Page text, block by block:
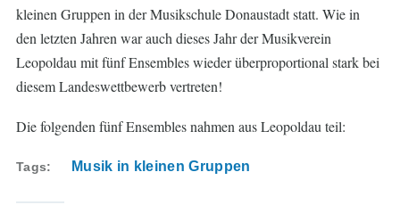
kleinen Gruppen in der Musikschule Donaustadt statt. Wie in
den letzten Jahren war auch dieses Jahr der Musikverein
Leopoldau mit fünf Ensembles wieder überproportional stark bei
diesem Landeswettbewerb vertreten!
Die folgenden fünf Ensembles nahmen aus Leopoldau teil:
Tags Musik in kleinen Gruppen